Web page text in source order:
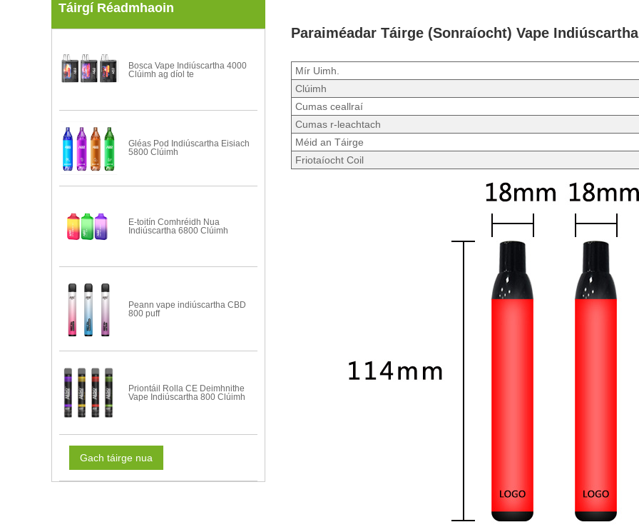
Táirgí Réadmhaoin
Bosca Vape Indiúscartha 4000
Clúimh ag díol te
Gléas Pod Indiúscartha Eisiach
5800 Clúimh
E-toitín Comhréidh Nua
Indiúscartha 6800 Clúimh
Peann vape indiúscartha CBD
800 puff
Priontáil Rolla CE Deimhnithe
Vape Indiúscartha 800 Clúimh
Gach táirge nua
Paraiméadar Táirge (Sonraíocht) Vape
Mír Uimh.
Clúimh
Cumas ceallraí
Cumas r-leachtach
Méid an Táirge
Friotaíocht Coil